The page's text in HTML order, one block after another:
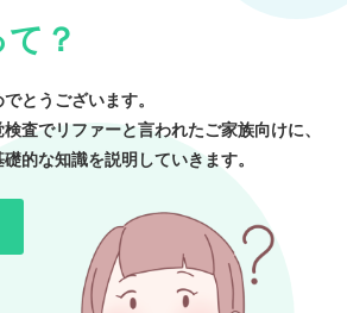
？
とうございます。
査でリファーと言われたご家族向けに、
的な知識を説明していきます。